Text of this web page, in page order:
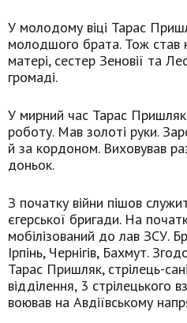
У молодому віці Тарас
молодшого брата. Тож
матері, сестер Зеновії та
громаді.
У мирний час Тарас
роботу. Мав золоті руки.
й за кордоном. Виховував
доньок.
З початку війни пішов
єгерської бригади. На
мобілізований до лав ЗСУ.
Ірпінь, Чернігів, Бахмут.
Тарас Пришляк, стрілець-
відділення, 3 стрілецького
воював на Авдіївському